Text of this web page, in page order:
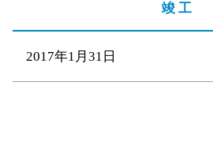
竣 工
2017年1月31日